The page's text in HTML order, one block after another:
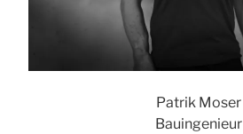
Patrik Moser
Bauingenieur